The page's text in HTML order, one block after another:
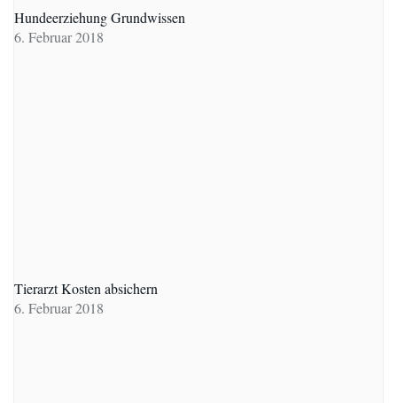
Hundeerziehung Grundwissen
6. Februar 2018
Tierarzt Kosten absichern
6. Februar 2018